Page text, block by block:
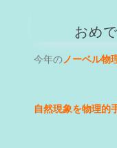
おめ
今年のノーベル物
自然現象を物理的